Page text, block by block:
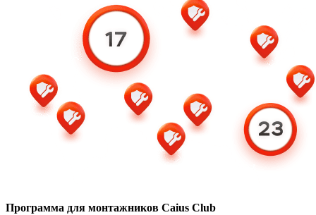
Программа для монтажников Caius Club